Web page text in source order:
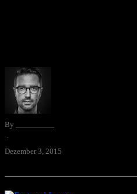
By
·
Dezember 3, 2015